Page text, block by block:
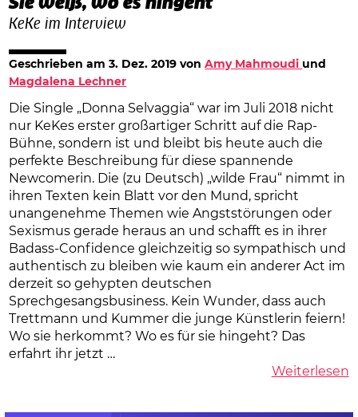
Sie weiß, wo es hingeht
KeKe im Interview
Geschrieben am3. Dez. 2019 vonAmy Mahmoudi und​
Magdalena Lechner
Die Single „Donna Selvaggia“ war im Juli 2018 nicht
nur KeKes erster großartiger Schritt auf die Rap-
Bühne, sondern ist und bleibt bis heute auch die
perfekte Beschreibung für diese spannende
Newcomerin. Die (zu Deutsch) „wilde Frau“ nimmt in
ihren Texten kein Blatt vor den Mund, spricht
unangenehme Themen wie Angststörungen oder
Sexismus gerade heraus an und schafft es in ihrer
Badass-Confidence gleichzeitig so sympathisch und
authentisch zu bleiben wie kaum ein anderer Act im
derzeit so gehypten deutschen
Sprechgesangsbusiness. Kein Wunder, dass auch
Trettmann und Kummer die junge Künstlerin feiern!
Wo sie herkommt? Wo es für sie hingeht? Das
erfahrt ihr jetzt …
Weiterlesen